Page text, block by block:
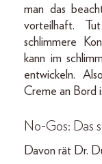
man das
vorteilhaft.
schlimmere
kann im
entwickeln.
Creme an Bord
No-Gos: Das
Davon rät Dr.